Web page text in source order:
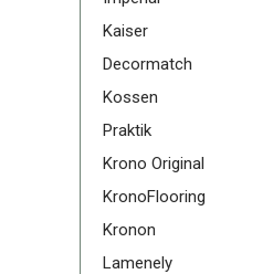
Kaiser
Decormatch
Kossen
Praktik
Krono Original
KronoFlooring
Kronon
Lamenely